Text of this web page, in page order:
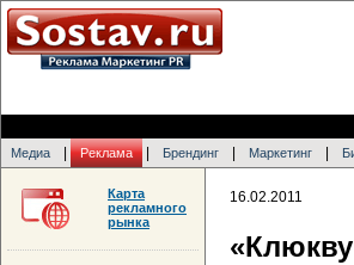
Медиа Реклама Брендинг Маркетинг
16.02.2011
Карта
рекламного
рынка